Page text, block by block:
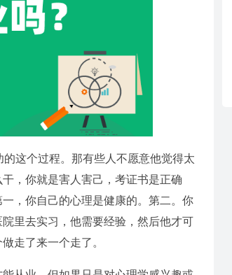
的这个过程。那有些人不愿意他觉得太
，你就是害人害己，考证书是正确
，你自己的心理是健康的。第二。你
里去实习，他需要经验，然后他才可
走了来一个走了。